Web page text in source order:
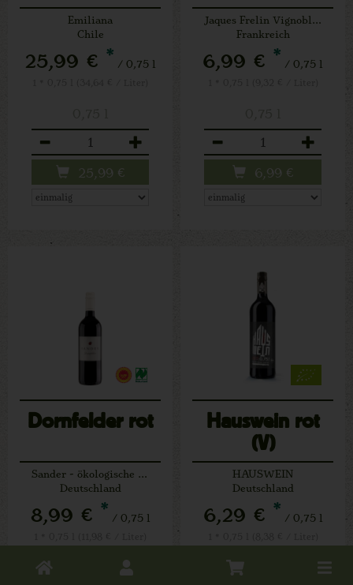
Emiliana
Chile
25,99 € * / 0,75 l
25,99 €
Jaques Frelin Vignobles
Frankreich
6,99 € * / 0,75 l
6,99 €
Dornfelder rot
Sander - ökologische Weine
Deutschland
8,99 € * / 0,75 l
Hauswein rot
(V)
HAUSWEIN
Deutschland
6,29 € * / 0,75 l
Toggle